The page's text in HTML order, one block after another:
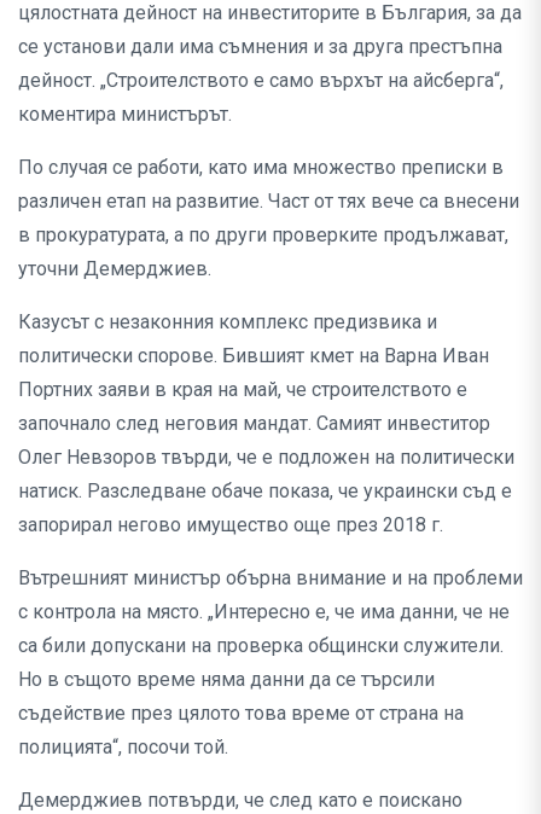
цялостната дейност на инвеститорите в България, за да
се установи дали има съмнения и за друга престъпна
дейност. „Строителството е само върхът на айсберга“,
коментира министърът.
По случая се работи, като има множество преписки в
различен етап на развитие. Част от тях вече са внесени
в прокуратурата, а по други проверките продължават,
уточни Демерджиев.
Казусът с незаконния комплекс предизвика и
политически спорове. Бившият кмет на Варна Иван
Портних заяви в края на май, че строителството е
започнало след неговия мандат. Самият инвеститор
Олег Невзоров твърди, че е подложен на политически
натиск. Разследване обаче показа, че украински съд е
запорирал негово имущество още през 2018 г.
Вътрешният министър обърна внимание и на проблеми
с контрола на място. „Интересно е, че има данни, че не
са били допускани на проверка общински служители.
Но в същото време няма данни да се търсили
съдействие през цялото това време от страна на
полицията“, посочи той.
Демерджиев потвърди, че след като е поискано